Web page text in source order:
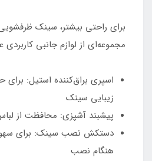
مجموعه‌ای از لوازم جانبی
اسپری براق‌کننده استیل:
زیبایی سینک
پیشبند آشپزی: محافظت از
دستکش نصب سینک: برای
هنگام نصب